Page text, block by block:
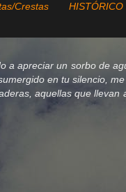
Crestas
HISTÓRICO
a apreciar un sorbo de
en tu silencio,
aquellas que llevan